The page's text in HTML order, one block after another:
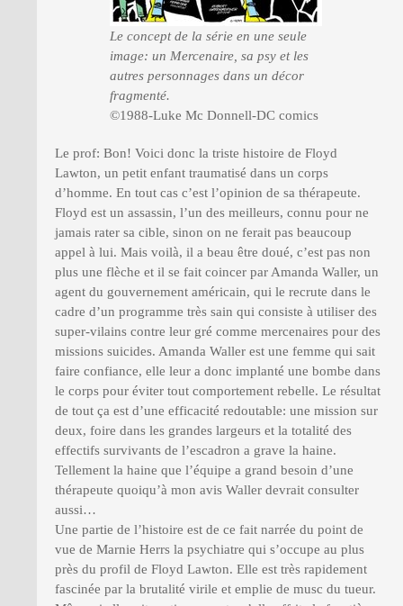
Le concept de la série en une seule
image: un Mercenaire, sa psy et les
autres personnages dans un décor
fragmenté.
©1988-Luke Mc Donnell-DC comics
Le prof: Bon! Voici donc la triste histoire de Floyd
Lawton, un petit enfant traumatisé dans un corps
d’homme. En tout cas c’est l’opinion de sa thérapeute.
Floyd est un assassin, l’un des meilleurs, connu pour ne
jamais rater sa cible, sinon on ne ferait pas beaucoup
appel à lui. Mais voilà, il a beau être doué, c’est pas non
plus une flèche et il se fait coincer par Amanda Waller, un
agent du gouvernement américain, qui le recrute dans le
cadre d’un programme très sain qui consiste à utiliser des
super-vilains contre leur gré comme mercenaires pour des
missions suicides. Amanda Waller est une femme qui sait
faire confiance, elle leur a donc implanté une bombe dans
le corps pour éviter tout comportement rebelle. Le résultat
de tout ça est d’une efficacité redoutable: une mission sur
deux, foire dans les grandes largeurs et la totalité des
effectifs survivants de l’escadron a grave la haine.
Tellement la haine que l’équipe a grand besoin d’une
thérapeute quoiqu’à mon avis Waller devrait consulter
aussi…
Une partie de l’histoire est de ce fait narrée du point de
vue de Marnie Herrs la psychiatre qui s’occupe au plus
près du profil de Floyd Lawton. Elle est très rapidement
fascinée par la brutalité virile et emplie de musc du tueur.